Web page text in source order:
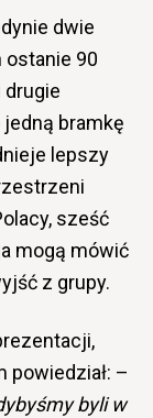
dwie
ostanie 90
drugie
bramkę
lepszy
sześć
mogą mówić
z grupy.
powiedział: –
byli w